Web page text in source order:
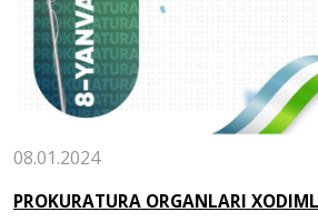
08.01.2024
PROKURATURA ORGANLARI